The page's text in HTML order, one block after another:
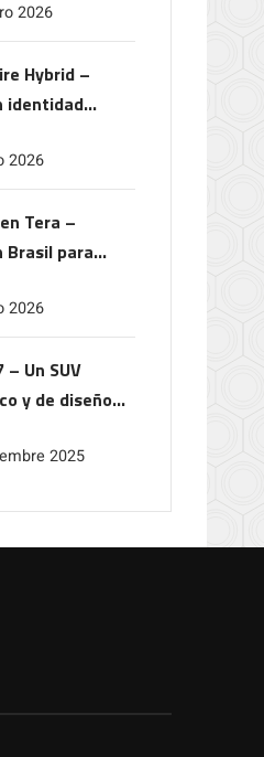
2026
Hybrid –
identidad
2026
Tera –
Brasil para
2026
– Un SUV
y de diseño
2025